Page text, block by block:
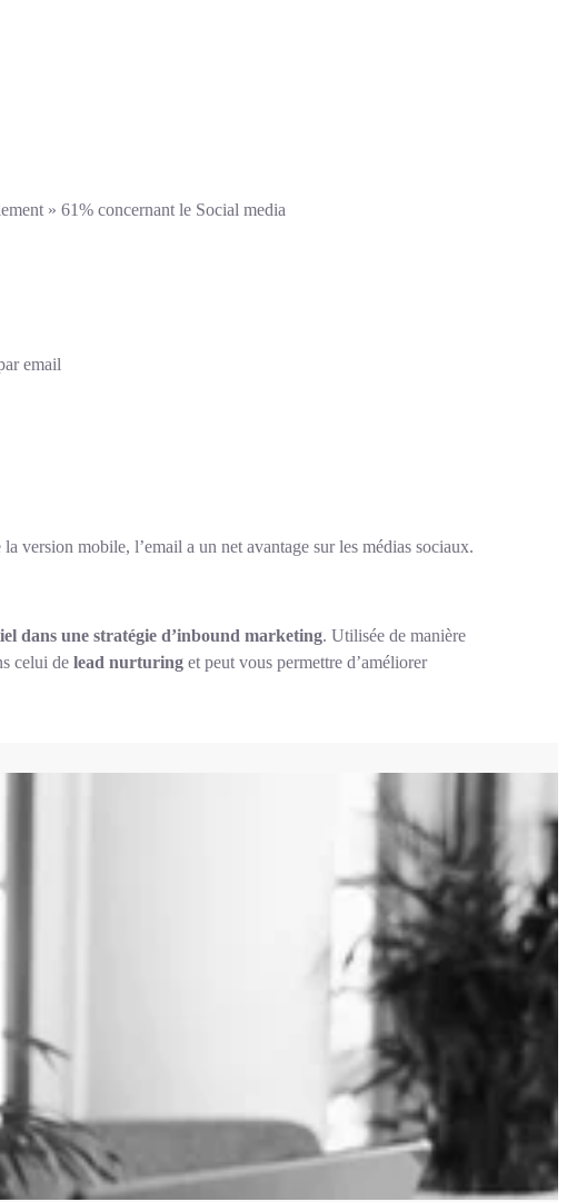
» 61% concernant le Social media
email
version mobile, l’email a un net avantage sur les médias sociaux.
dans une stratégie d’inbound marketing. Utilisée de manière
celui delead nurturinget peut vous permettre d’améliorer